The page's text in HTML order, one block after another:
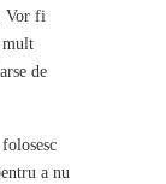
Vor fi
mult
de
a nu